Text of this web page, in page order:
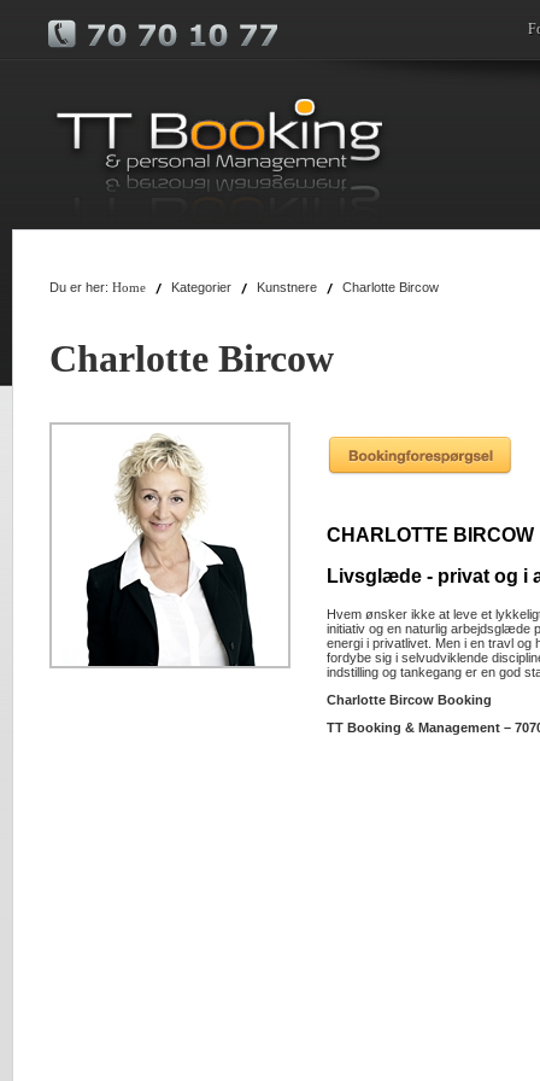
Du er her: Home Kategorier Kunstnere Charlotte Bircow
Charlotte Bircow
CHARLOTTE BIRCOW
Livsglæde - privat og i
Hvem ønsker ikke at leve et
initiativ og en naturlig arbejdsglæde
energi i privatlivet. Men i en travl og
fordybe sig i selvudviklende
indstilling og tankegang er en god
Charlotte Bircow Booking
TT Booking & Management –